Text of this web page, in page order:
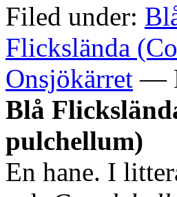
Filed under:
Flickslända
Onsjökärret —
Blå
pulchellum)
En hane. I